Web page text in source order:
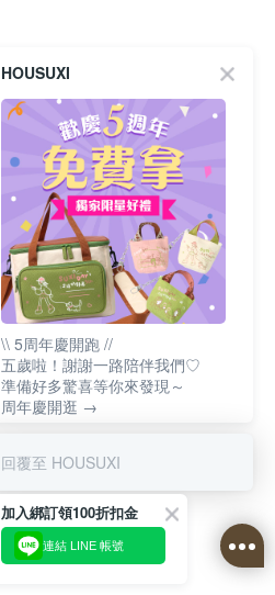
HOUSUXI
\\ 5周年慶開跑 //
五歲啦！謝謝一路陪伴我們♡
準備好多驚喜等你來發現～
周年慶開逛 →
回覆至 HOUSUXI
加入綁訂領100折扣金
連結 LINE 帳號